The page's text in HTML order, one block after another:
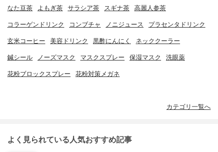
なた豆茶 よもぎ茶 サラシア茶 スギナ茶 高麗人参茶
コラーゲンドリンク コンブチャ ノニジュース プラセンタドリンク
玄米コーヒー 美容ドリンク 黒酢にんにく ネッククーラー
鍼シール ノーズマスク マスクスプレー 保湿マスク 洗眼薬
花粉ブロックスプレー 花粉対策メガネ
カテゴリ一覧へ
よく見られている人気おすすめ記事